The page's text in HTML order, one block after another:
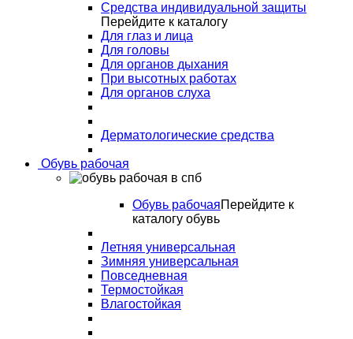
Средства индивидуальной защиты
Перейдите к каталогу
Для глаз и лица
Для головы
Для органов дыхания
При высотных работах
Для органов слуха
Дерматологические средства
Обувь рабочая
Обувь рабочаяПерейдите к
каталогу обувь
Летняя универсальная
Зимняя универсальная
Повседневная
Термостойкая
Влагостойкая